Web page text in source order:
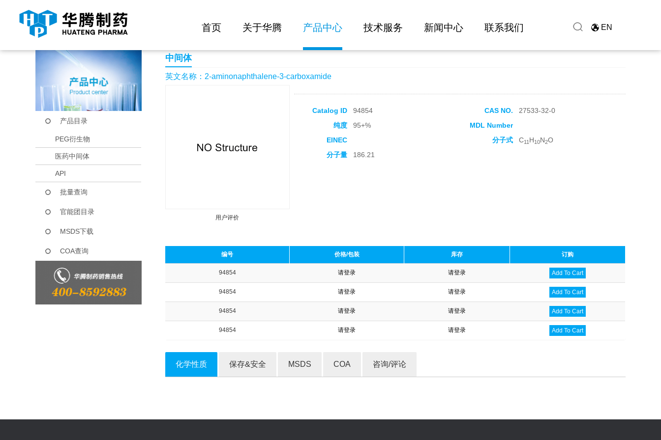
首页 关于华腾 产品中心 技术服务 新闻中心 联系我们 EN
当前位置： 首页 产品中心 2-aminonaphthalene-3-carboxamide
产品目录
PEG衍生物
医药中间体
API
批量查询
官能团目录
MSDS下载
COA查询
中间体
英文名称：2-aminonaphthalene-3-carboxamide
用户评价
收藏产品
Catalog ID 94854 CAS NO.
27533-32-0
纯度
95+%
MDL Number
EINEC
分子式 C11 H10N2O
分子量
186.21
编号 价格/包装 库存 订购
94854 请登录 请登录 Add To Cart
94854 请登录 请登录 Add To Cart
94854 请登录 请登录 Add To Cart
94854 请登录 请登录 Add To Cart
化学性质 保存&安全 MSDS COA 咨询/评论